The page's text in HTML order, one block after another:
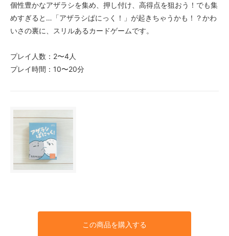
個性豊かなアザラシを集め、押し付け、高得点を狙おう！でも集
めすぎると…「アザラシぱにっく！」が起きちゃうかも！？かわ
いさの裏に、スリルあるカードゲームです。
プレイ人数：2〜4人
プレイ時間：10〜20分
この商品を購入する